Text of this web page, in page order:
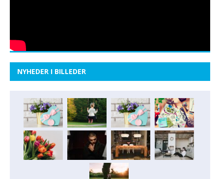
NYHEDER I BILLEDER